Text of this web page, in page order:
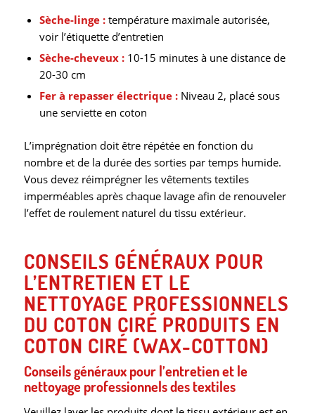
Sèche-linge :température maximale autorisée,
voir l’étiquette d’entretien
Sèche-cheveux :10-15 minutes à une distance de
20-30 cm
Fer à repasser électrique :Niveau 2, placé sous
une serviette en coton
L’imprégnation doit être répétée en fonction du
nombre et de la durée des sorties par temps humide.
Vous devez réimprégner les vêtements textiles
imperméables après chaque lavage afin de renouveler
l’effet de roulement naturel du tissu extérieur.
CONSEILS GÉNÉRAUX POUR
L’ENTRETIEN ET LE
NETTOYAGE PROFESSIONNELS
DU COTON CIRÉ PRODUITS EN
COTON CIRÉ (WAX-COTTON)
Conseils généraux pour l’entretien et le
nettoyage professionnels des textiles